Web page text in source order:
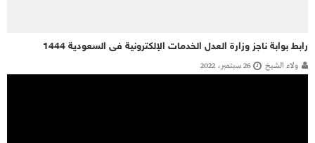
رابط بوابة ناجز وزارة العدل الخدمات الإلكترونية فى السعودية 1444
ولاء الشيخ 26 سبتمبر، 2022